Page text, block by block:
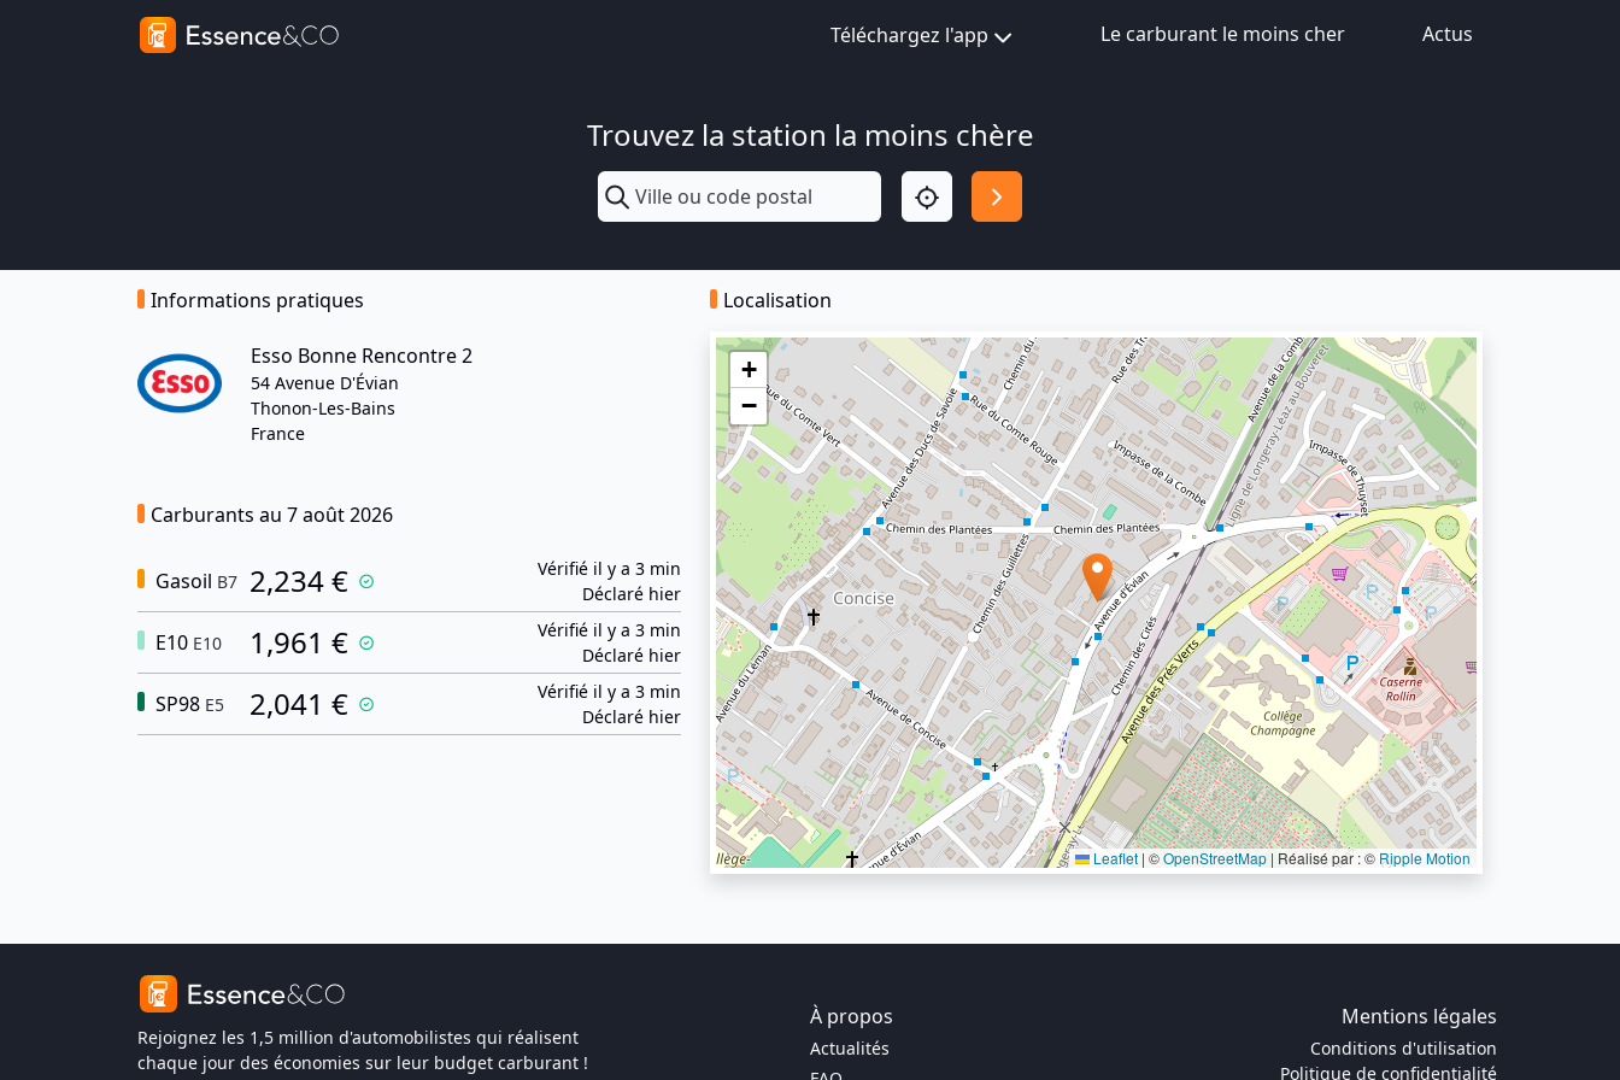
Téléchargez l'app Le carburant le moins cher Actus
Trouvez la station la moins chère
Informations pratiques
Esso Bonne Rencontre 2
54 Avenue D'Évian
Thonon-Les-Bains
France
Carburants au 7 août 2026
Gasoil B7 2,234 €
Vérifié il y a 3 min
Déclaré hier
E10 E10 1,961 €
Vérifié il y a 3 min
Déclaré hier
SP98 E5 2,041 €
Vérifié il y a 3 min
Déclaré hier
Localisation
+
−
Leaflet | ©OpenStreetMap | Réalisé par : © Ripple Motion
Rejoignez les 1,5 million d'automobilistes qui réalisent
chaque jour des économies sur leur budget carburant !
À propos Mentions légales
Actualités
Conditions d'utilisation
Politique de confidentialité